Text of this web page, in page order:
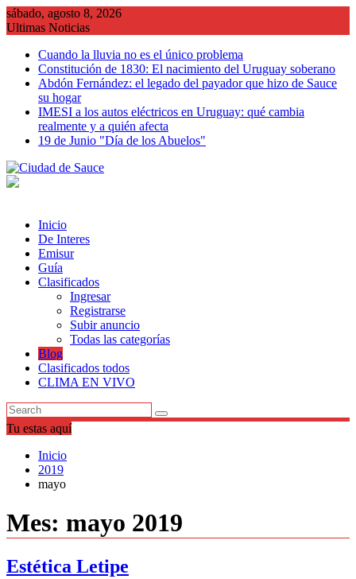
Saltar
al
sábado, agosto 8, 2026
Ultimas Noticias
Cuando la lluvia no es el único problema
Constitución de 1830: El nacimiento del Uruguay soberano
Abdón Fernández: el legado del payador que hizo de Sauce
su hogar
IMESI a los autos eléctricos en Uruguay: qué cambia
realmente y a quién afecta
19 de Junio "Día de los Abuelos"
Inicio
De Interes
Emisur
Guía
Clasificados
Ingresar
Registrarse
Subir anuncio
Todas las categorías
Blog
Clasificados todos
CLIMA EN VIVO
Tu estas aquí
Inicio
2019
mayo
Mes: mayo 2019
Estética Letipe